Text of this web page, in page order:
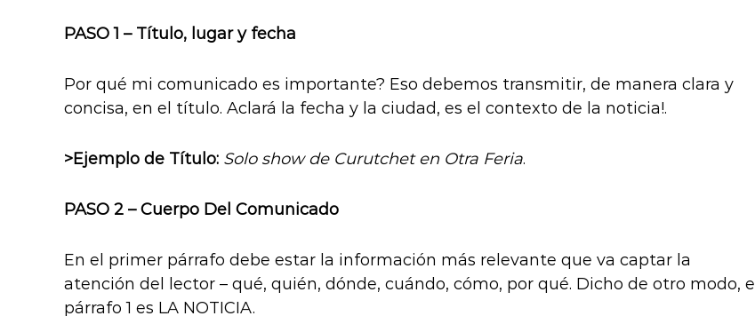
PASO 1 – Título, lugar y fecha
Por qué mi comunicado es importante? Eso debemos transmitir, de manera clara y
concisa, en el título. Aclará la fecha y la ciudad, es el contexto de la noticia!.
>Ejemplo de Título: Solo show de Curutchet en Otra Feria.
PASO 2 – Cuerpo Del Comunicado
En el primer párrafo debe estar la información más relevante que va captar la
atención del lector – qué, quién, dónde, cuándo, cómo, por qué. Dicho de otro modo, el
párrafo 1 es LA NOTICIA.